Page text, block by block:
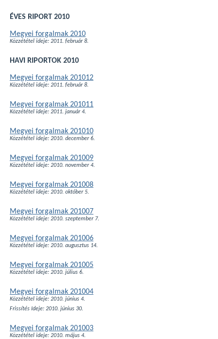
ÉVES RIPORT 2010
Megyei forgalmak 2010
Közzététel ideje: 2011. február 8.
HAVI RIPORTOK 2010
Megyei forgalmak 201012
Közzététel ideje: 2011. február 8.
Megyei forgalmak 201011
Közzététel ideje: 2011. január 4.
Megyei forgalmak 201010
Közzététel ideje: 2010. december 6.
Megyei forgalmak 201009
Közzététel ideje: 2010. november 4.
Megyei forgalmak 201008
Közzététel ideje: 2010. október 5.
Megyei forgalmak 201007
Közzététel ideje: 2010. szeptember 7.
Megyei forgalmak 201006
Közzététel ideje: 2010. augusztus 14.
Megyei forgalmak 201005
Közzététel ideje: 2010. július 6.
Megyei forgalmak 201004
Közzététel ideje: 2010. június 4.
Frissítés Ideje: 2010. június 30.
Megyei forgalmak 201003
Közzététel ideje: 2010. május 4.